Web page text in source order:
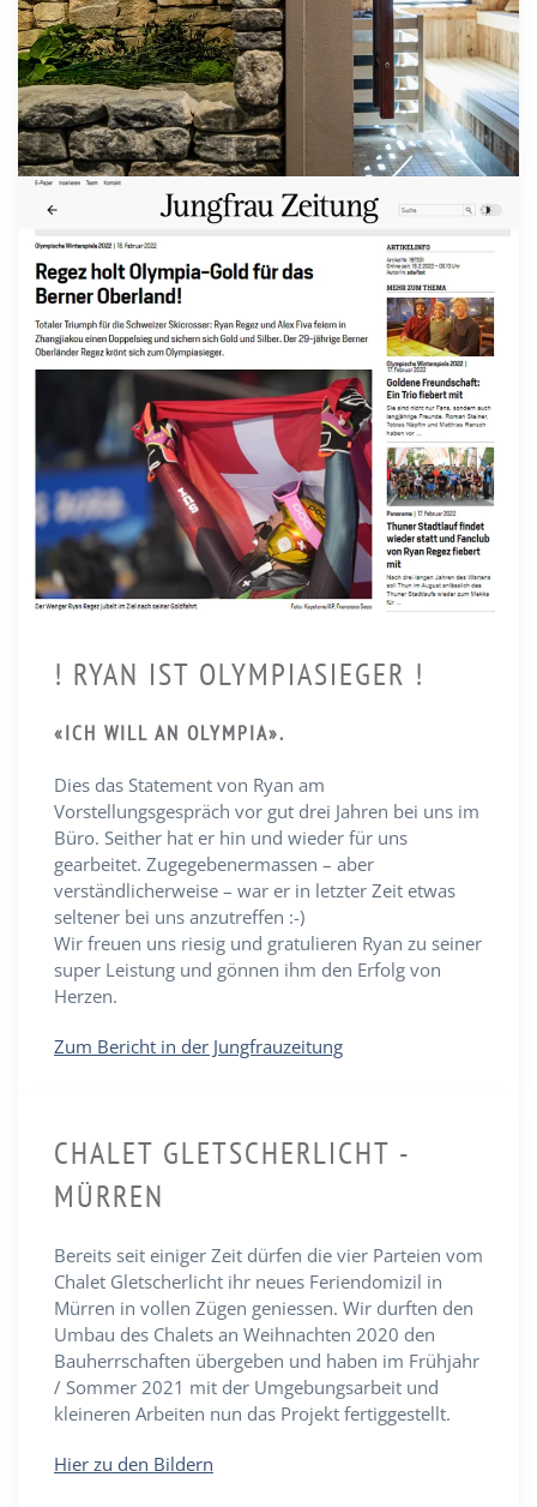
! RYAN IST OLYMPIASIEGER !
«ICH WILL AN OLYMPIA».
Dies das Statement von Ryan am
Vorstellungsgespräch vor gut drei Jahren bei uns im
Büro. Seither hat er hin und wieder für uns
gearbeitet. Zugegebenermassen – aber
verständlicherweise – war er in letzter Zeit etwas
seltener bei uns anzutreffen :-)
Wir freuen uns riesig und gratulieren Ryan zu seiner
super Leistung und gönnen ihm den Erfolg von
Herzen.
Zum Bericht in der Jungfrauzeitung
CHALET GLETSCHERLICHT -
MÜRREN
Bereits seit einiger Zeit dürfen die vier Parteien vom
Chalet Gletscherlicht ihr neues Feriendomizil in
Mürren in vollen Zügen geniessen. Wir durften den
Umbau des Chalets an Weihnachten 2020 den
Bauherrschaften übergeben und haben im Frühjahr
/ Sommer 2021 mit der Umgebungsarbeit und
kleineren Arbeiten nun das Projekt fertiggestellt.
Hier zu den Bildern